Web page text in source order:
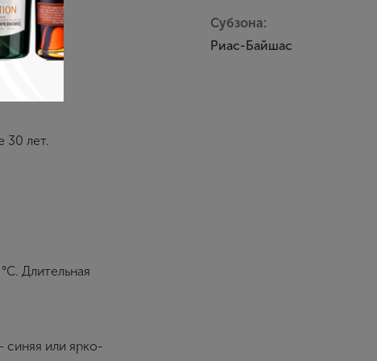
30 лет.
Длительная
синяя или ярко-
Субзона:
Риас-Байшас